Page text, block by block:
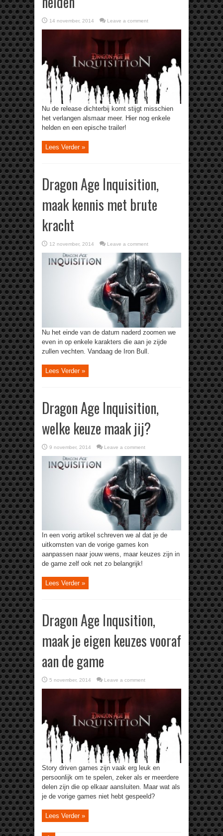
14 november, 2014 Leave a comment
Nu de release dichterbij komt stijgt misschien
het verlangen alsmaar meer. Hier nog enkele
helden en een epische trailer!
Lees Verder »
Dragon Age Inquisition,
maak kennis met brute
kracht
12 november, 2014 Leave a comment
Nu het einde van de datum naderd zoomen we
even in op enkele karakters die aan je zijde
zullen vechten. Vandaag de Iron Bull.
Lees Verder »
Dragon Age Inquisition,
welke keuze maak jij?
9 november, 2014 Leave a comment
In een vorig artikel schreven we al dat je de
uitkomsten van de vorige games kon
aanpassen naar jouw wens, maar keuzes zijn in
de game zelf ook net zo belangrijk!
Lees Verder »
Dragon Age Inqusition,
maak je eigen keuzes vooraf
aan de game
5 november, 2014 Leave a comment
Story driven games zijn vaak erg leuk en
persoonlijk om te spelen, zeker als er meerdere
delen zijn die op elkaar aansluiten. Maar wat als
je de vorige games niet hebt gespeeld?
Lees Verder »